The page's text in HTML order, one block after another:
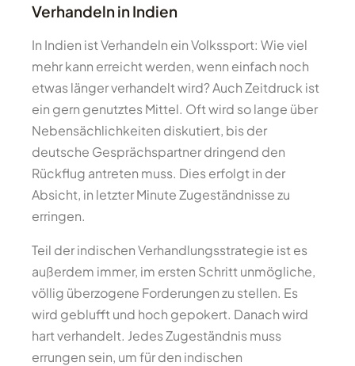
Verhandeln in Indien
In Indien ist Verhandeln ein Volkssport: Wie viel
mehr kann erreicht werden, wenn einfach noch
etwas länger verhandelt wird? Auch Zeitdruck ist
ein gern genutztes Mittel. Oft wird so lange über
Nebensächlichkeiten diskutiert, bis der
deutsche Gesprächspartner dringend den
Rückflug antreten muss. Dies erfolgt in der
Absicht, in letzter Minute Zugeständnisse zu
erringen.
Teil der indischen Verhandlungsstrategie ist es
außerdem immer, im ersten Schritt unmögliche,
völlig überzogene Forderungen zu stellen. Es
wird geblufft und hoch gepokert. Danach wird
hart verhandelt. Jedes Zugeständnis muss
errungen sein, um für den indischen